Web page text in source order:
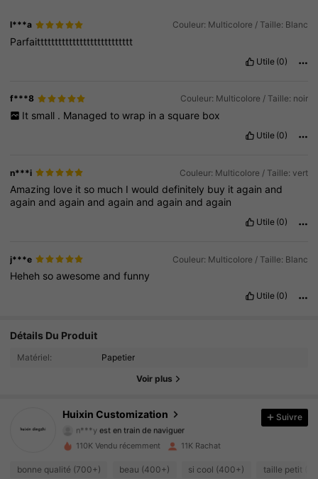
l***a Couleur: Multicolore / Taille: Blanc
Parfaittttttttttttttttttttttttttt
Utile (0)
f***8 Couleur: Multicolore / Taille: noir
It small . Managed to wrap in a square box
Utile (0)
n***i Couleur: Multicolore / Taille: vert
Amazing love it so much Iwoulddefinitely buy it again and
again and again and again and again and again
Utile (0)
j***e Couleur: Multicolore / Taille: Blanc
Heheh so awesome andfunny
Utile (0)
Détails Du Produit
Matériel: Papetier
Voir plus
Huixin Customization
4.62
2.4K Suiveurs
n***y est en train de naviguer
4.62
2.4K Suiveurs
4.62 2.4K Suiveurs
Suivre
110K Vendu récemment 11K Rachat
bonne qualité (700+) beau (400+) si cool (400+) taille petit